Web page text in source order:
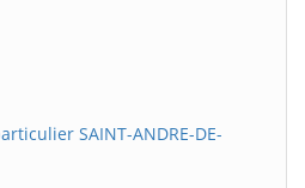
SAINT-ANDRE-DE-